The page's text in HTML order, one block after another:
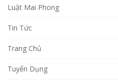
Luật Mai Phong
Tin Tức
Trang Chủ
Tuyển Dụng